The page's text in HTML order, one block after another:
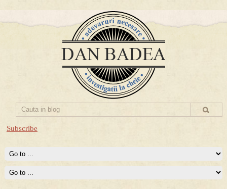
Subscribe
Prima mea carte publicata (Nemira)
Averea Presedintelui: prima lucrare despre controversatele
conturi secrete ale Securitatii.